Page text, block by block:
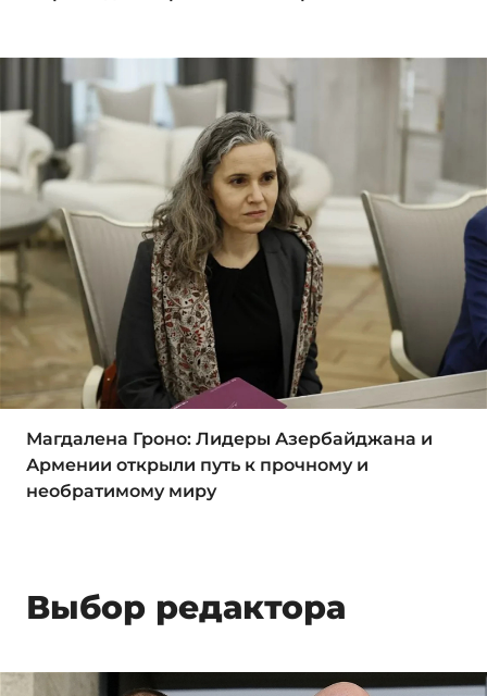
Магдалена Гроно: Лидеры Азербайджана и
Армении открыли путь к прочному и
необратимому миру
Выбор редактора